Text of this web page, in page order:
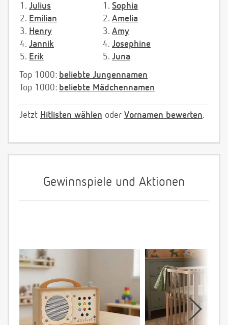
1. Julius
2. Emilian
3. Henry
4. Jannik
5. Erik
1. Sophia
2. Amelia
3. Amy
4. Josephine
5. Juna
Top 1000: beliebte Jungennamen
Top 1000: beliebte Mädchennamen
Jetzt Hitlisten wählen oder Vornamen bewerten.
Gewinnspiele und Aktionen